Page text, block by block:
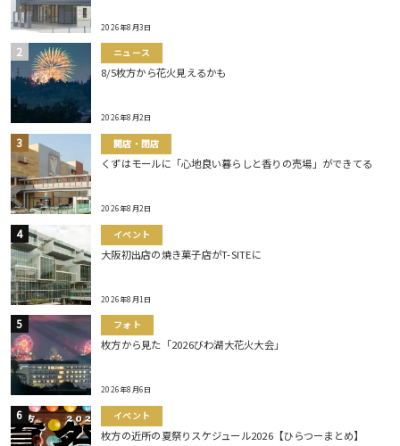
2026年8月3日
ニュース
8/5枚方から花火見えるかも
2026年8月2日
開店・閉店
くずはモールに「心地良い暮らしと香りの売場」ができてる
2026年8月2日
イベント
大阪初出店の焼き菓子店がT-SITEに
2026年8月1日
フォト
枚方から見た「2026びわ湖大花火大会」
2026年8月6日
イベント
枚方の近所の夏祭りスケジュール2026【ひらつーまとめ】